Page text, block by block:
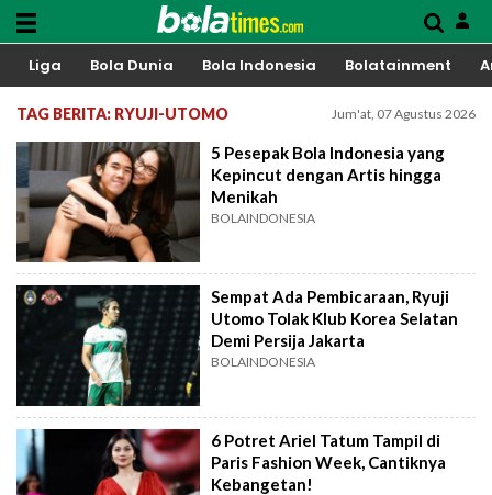
Liga Bola Dunia Bola Indonesia Bolatainment
TAG BERITA: RYUJI-UTOMO Jum'at, 07 Agustus 2026
5 Pesepak Bola Indonesia yang
Kepincut dengan Artis hingga
Menikah
BOLAINDONESIA
Sempat Ada Pembicaraan, Ryuji
Utomo Tolak Klub Korea Selatan
Demi Persija Jakarta
BOLAINDONESIA
6 Potret Ariel Tatum Tampil di
Paris Fashion Week, Cantiknya
Kebangetan!